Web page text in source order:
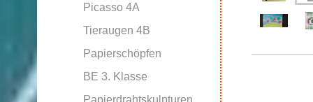
Picasso 4A
Tieraugen 4B
Papierschöpfen
BE 3. Klasse
Papierdrahtskulpturen